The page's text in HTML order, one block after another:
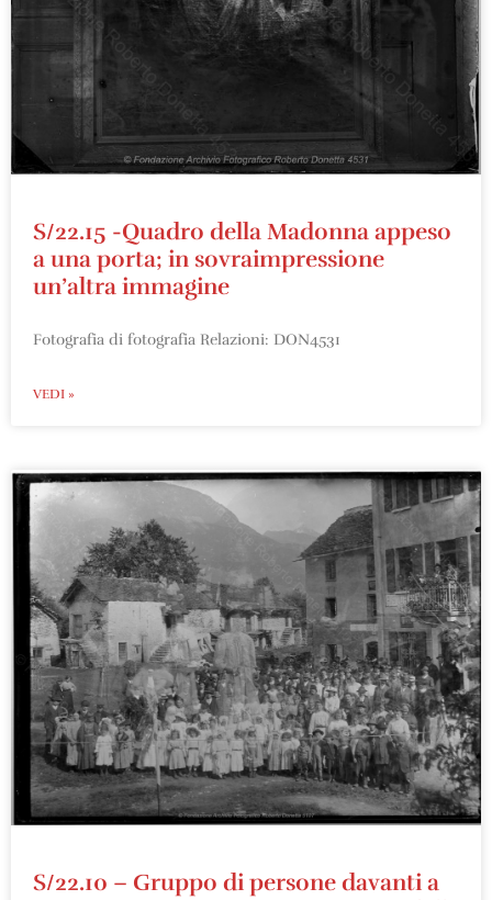
S/22.15 -Quadro della Madonna appeso
a una porta; in sovraimpressione
un’altra immagine
Fotografia di fotografia Relazioni: DON4531
VEDI »
S/22.10 – Gruppo di persone davanti a